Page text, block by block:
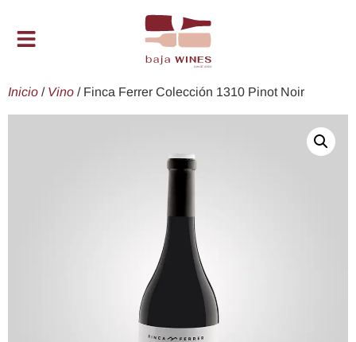
Inicio / Vino / Finca Ferrer Colección 1310 Pinot Noir